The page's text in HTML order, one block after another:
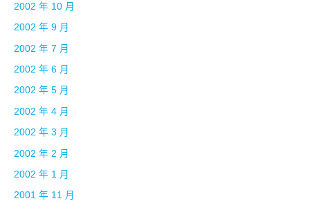
2002 年 10 月
2002 年 9 月
2002 年 7 月
2002 年 6 月
2002 年 5 月
2002 年 4 月
2002 年 3 月
2002 年 2 月
2002 年 1 月
2001 年 11 月